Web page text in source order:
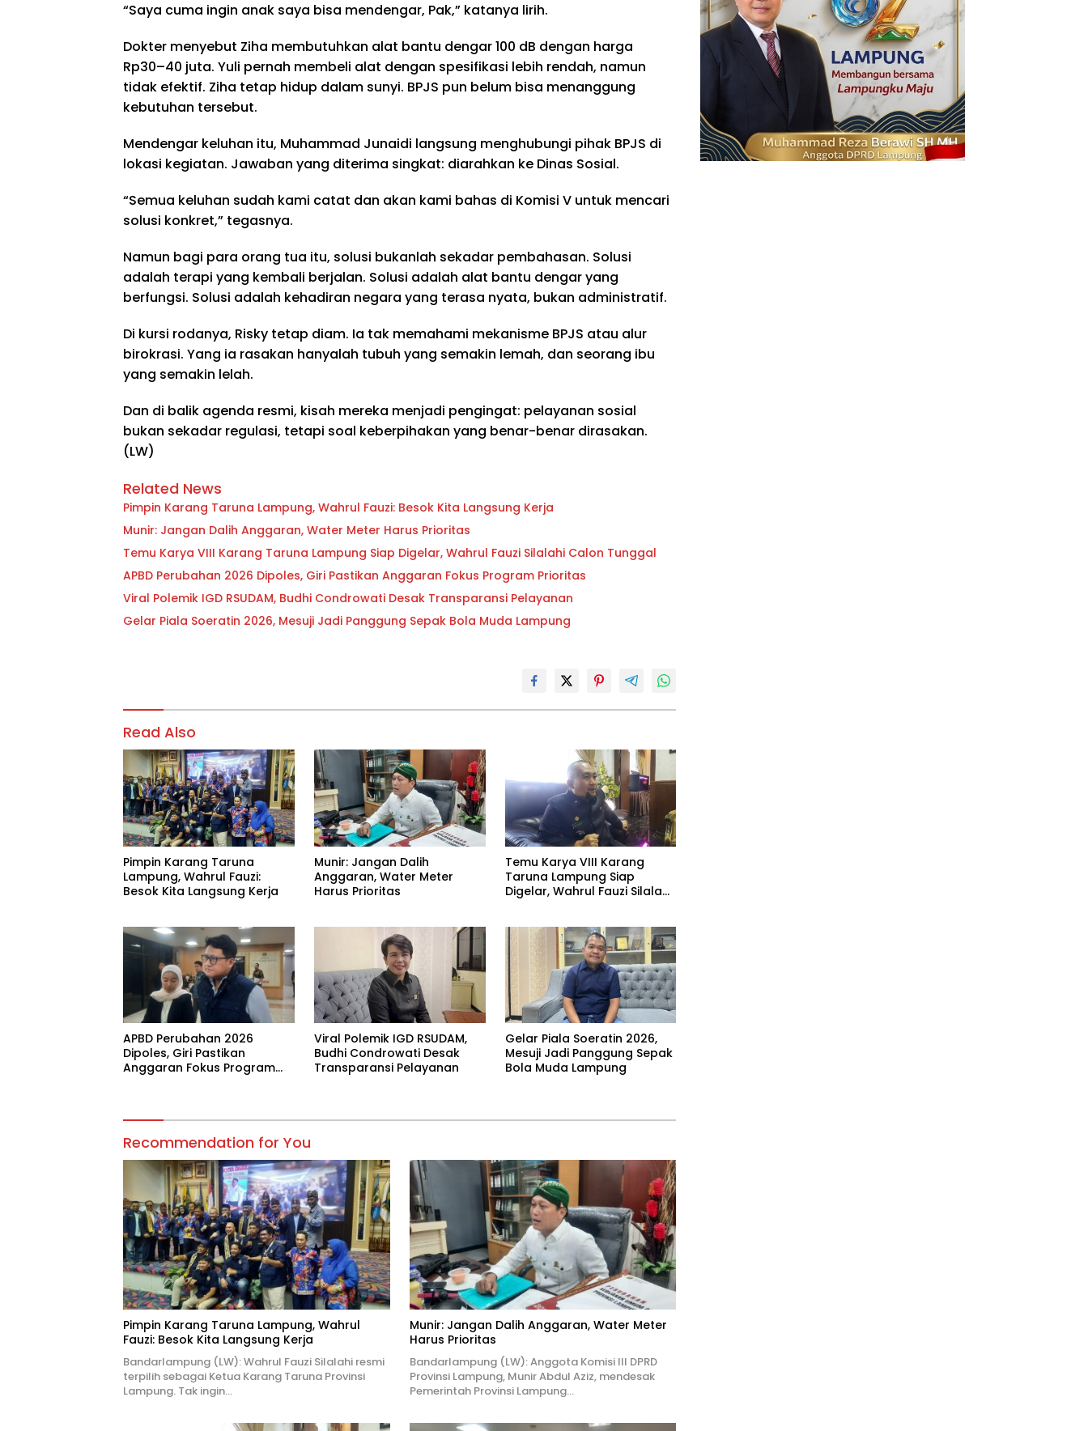
“Saya cuma ingin anak saya bisa mendengar, Pak,” katanya lirih.
Dokter menyebut Ziha membutuhkan alat bantu dengar 100 dB dengan harga
Rp30–40 juta. Yuli pernah membeli alat dengan spesifikasi lebih rendah, namun
tidak efektif. Ziha tetap hidup dalam sunyi. BPJS pun belum bisa menanggung
kebutuhan tersebut.
Mendengar keluhan itu, Muhammad Junaidi langsung menghubungi pihak BPJS di
lokasi kegiatan. Jawaban yang diterima singkat: diarahkan ke Dinas Sosial.
“Semua keluhan sudah kami catat dan akan kami bahas di Komisi V untuk mencari
solusi konkret,” tegasnya.
Namun bagi para orang tua itu, solusi bukanlah sekadar pembahasan. Solusi
adalah terapi yang kembali berjalan. Solusi adalah alat bantu dengar yang
berfungsi. Solusi adalah kehadiran negara yang terasa nyata, bukan administratif.
Di kursi rodanya, Risky tetap diam. Ia tak memahami mekanisme BPJS atau alur
birokrasi. Yang ia rasakan hanyalah tubuh yang semakin lemah, dan seorang ibu
yang semakin lelah.
Dan di balik agenda resmi, kisah mereka menjadi pengingat: pelayanan sosial
bukan sekadar regulasi, tetapi soal keberpihakan yang benar-benar dirasakan.
(LW)
Related News
Pimpin Karang Taruna Lampung, Wahrul Fauzi: Besok Kita Langsung Kerja
Munir: Jangan Dalih Anggaran, Water Meter Harus Prioritas
Temu Karya VIII Karang Taruna Lampung Siap Digelar, Wahrul Fauzi Silalahi Calon Tunggal
APBD Perubahan 2026 Dipoles, Giri Pastikan Anggaran Fokus Program Prioritas
Viral Polemik IGD RSUDAM, Budhi Condrowati Desak Transparansi Pelayanan
Gelar Piala Soeratin 2026, Mesuji Jadi Panggung Sepak Bola Muda Lampung
Read Also
Pimpin Karang Taruna
Lampung, Wahrul Fauzi:
Besok Kita Langsung Kerja
Munir: Jangan Dalih
Anggaran, Water Meter
Harus Prioritas
Temu Karya VIII Karang
Taruna Lampung Siap
Digelar, Wahrul Fauzi Silalahi
APBD Perubahan 2026
Dipoles, Giri Pastikan
Anggaran Fokus Program
Viral Polemik IGD RSUDAM,
Budhi Condrowati Desak
Transparansi Pelayanan
Gelar Piala Soeratin 2026,
Mesuji Jadi Panggung Sepak
Bola Muda Lampung
Recommendation for You
Pimpin Karang Taruna Lampung, Wahrul
Fauzi: Besok Kita Langsung Kerja
Bandarlampung (LW): Wahrul Fauzi Silalahi resmi
terpilih sebagai Ketua Karang Taruna Provinsi
Lampung. Tak ingin…
Munir: Jangan Dalih Anggaran, Water Meter
Harus Prioritas
Bandarlampung (LW): Anggota Komisi III DPRD
Provinsi Lampung, Munir Abdul Aziz, mendesak
Pemerintah Provinsi Lampung…